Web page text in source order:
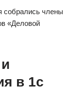
собрались члены
«Деловой
в 1с